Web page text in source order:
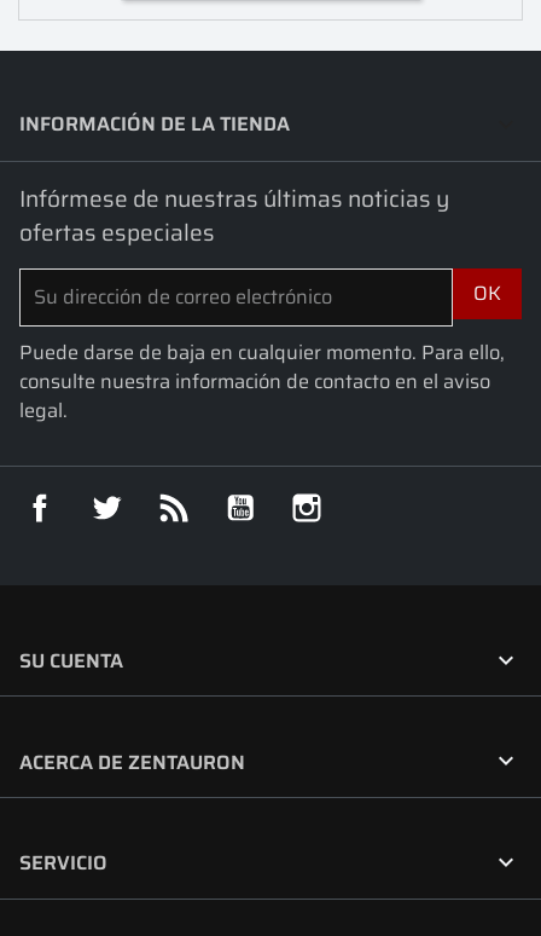
INFORMACIÓN DE LA TIENDA
Infórmese de nuestras últimas noticias y
ofertas especiales
Puede darse de baja en cualquier momento. Para ello,
consulte nuestra información de contacto en el aviso
legal.
Facebook Twitter YouTube
SU CUENTA 
ACERCA DE ZENTAURON 
SERVICIO 